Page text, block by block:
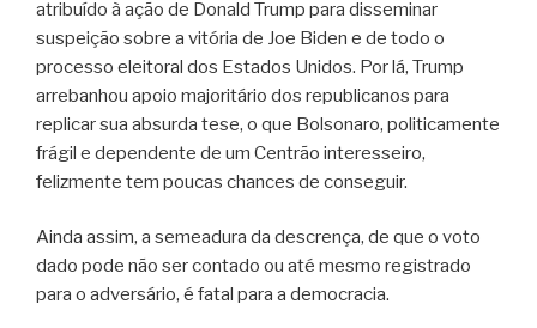
atribuído à ação de Donald Trump para disseminar
suspeição sobre a vitória de Joe Biden e de todo o
processo eleitoral dos Estados Unidos. Por lá, Trump
arrebanhou apoio majoritário dos republicanos para
replicar sua absurda tese, o que Bolsonaro, politicamente
frágil e dependente de um Centrão interesseiro,
felizmente tem poucas chances de conseguir.
Ainda assim, a semeadura da descrença, de que o voto
dado pode não ser contado ou até mesmo registrado
para o adversário, é fatal para a democracia.